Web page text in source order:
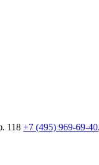
118 +7 (495) 969-69-40,